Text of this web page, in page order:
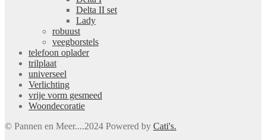
Delta II set
Lady
robuust
veegborstels
telefoon oplader
trilplaat
universeel
Verlichting
vrije vorm gesmeed
Woondecoratie
© Pannen en Meer....2024 Powered by Cati's.